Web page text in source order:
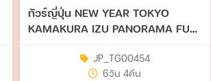
ทัวร์ญี่ปุ่น NEW YEAR TOKYO
KAMAKURA IZU PANORAMA FUJI
6วัน 4คืน (TG)
JP_TG00454
6วัน 4คืน